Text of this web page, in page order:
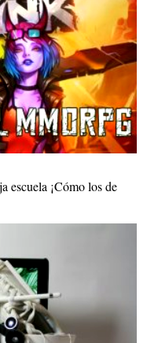
escuela ¡Cómo los de